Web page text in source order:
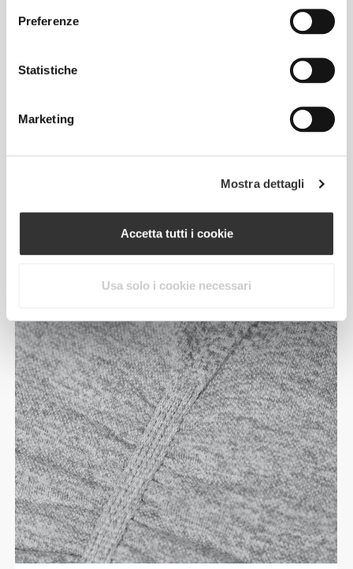
Preferenze
Statistiche
Marketing
Mostra dettagli
Accetta tutti i cookie
Usa solo i cookie necessari
è un'avanzata tecnologia di lavorazione a
maglia sviluppata da Prozis che dà vita a capi di
RevoKnitha migliori prestazioni, fa sentire meglio
ed è migliore per l'ambiente.